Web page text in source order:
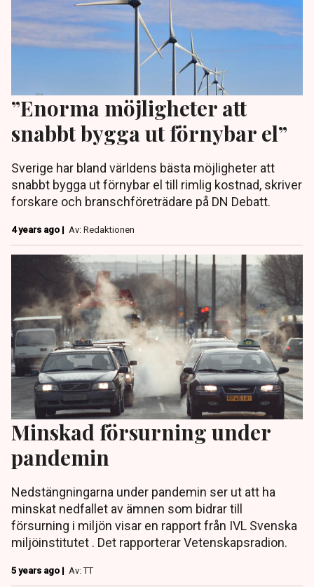
”Enorma möjligheter att
snabbt bygga ut förnybar el”
Sverige har bland världens bästa möjligheter att
snabbt bygga ut förnybar el till rimlig kostnad, skriver
forskare och branschföreträdare på DN Debatt.
4 years ago | Av: Redaktionen
Minskad försurning under
pandemin
Nedstängningarna under pandemin ser ut att ha
minskat nedfallet av ämnen som bidrar till
försurning i miljön visar en rapport från IVL Svenska
miljöinstitutet . Det rapporterar Vetenskapsradion.
5 years ago | Av: TT